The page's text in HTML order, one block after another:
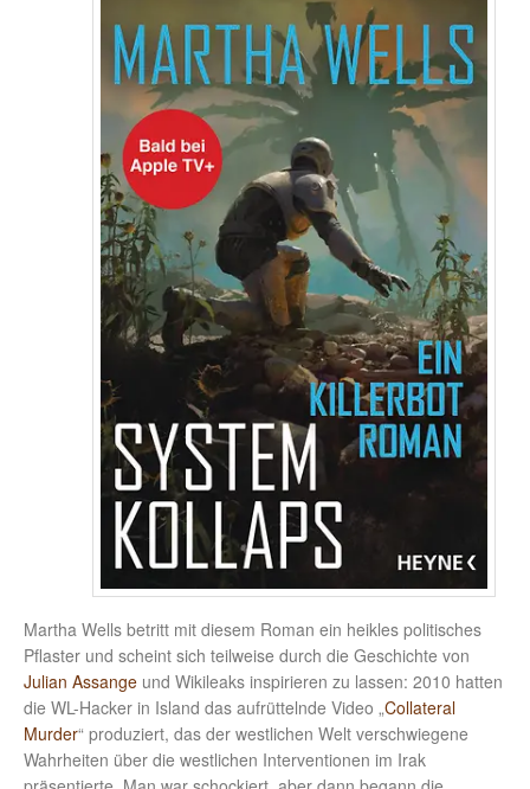
Martha Wells betritt mit diesem Roman ein heikles politisches
Pflaster und scheint sich teilweise durch die Geschichte von
Julian Assange und Wikileaks inspirieren zu lassen: 2010 hatten
die WL-Hacker in Island das aufrüttelnde Video „Collateral
Murder“ produziert, das der westlichen Welt verschwiegene
Wahrheiten über die westlichen Interventionen im Irak